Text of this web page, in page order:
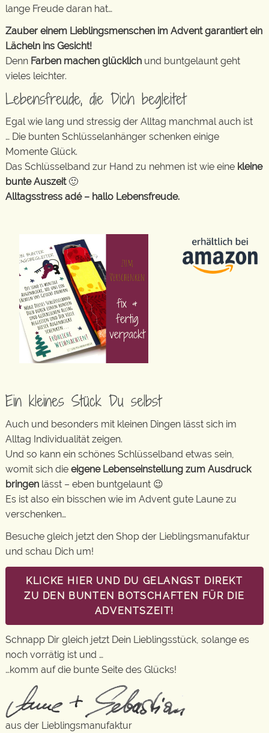
lange Freude daran hat…
Zauber einem Lieblingsmenschen im Advent garantiert ein
Lächeln ins Gesicht!
Denn Farben machen glücklich und buntgelaunt geht
vieles leichter.
Lebensfreude, die Dich begleitet
Egal wie lang und stressig der Alltag manchmal auch ist
… Die bunten Schlüsselanhänger schenken einige
Momente Glück.
Das Schlüsselband zur Hand zu nehmen ist wie eine kleine
bunte Auszeit🙂
Alltagsstress adé – hallo Lebensfreude.
Ein kleines Stück Du selbst
Auch und besonders mit kleinen Dingen lässt sich im
Alltag Individualität zeigen.
Und so kann ein schönes Schlüsselband etwas sein,
womit sich die eigene Lebenseinstellung zum Ausdruck
bringen lässt – eben buntgelaunt 😉
Es ist also ein bisschen wie im Advent gute Laune zu
verschenken…
Besuche gleich jetzt den Shop der Lieblingsmanufaktur
und schau Dich um!
KLICKE HIER UND DU GELANGST DIREKT
ZU DEN BUNTEN BOTSCHAFTEN FÜR DIE
ADVENTSZEIT!
Schnapp Dir gleich jetzt Dein Lieblingsstück, solange es
noch vorrätig ist und …
…komm auf die bunte Seite des Glücks!
aus der Lieblingsmanufaktur